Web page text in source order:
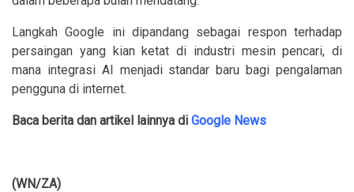
Langkah Google ini dipandang sebagai respon terhadap
persaingan yang kian ketat di industri mesin pencari, di
mana integrasi AI menjadi standar baru bagi pengalaman
pengguna di internet.
Baca berita dan artikel lainnya di Google News
(WN/ZA)